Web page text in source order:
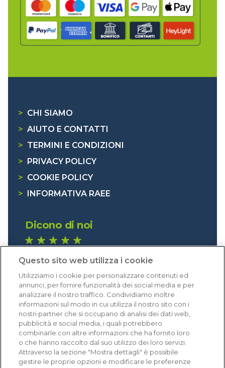
> CHI SIAMO
> AIUTO E CONTATTI
> TERMINI E CONDIZIONI
>
PRIVACY POLICY
> COOKIE POLICY
>
INFORMATIVA RAEE
Dicono di noi
Eccellente (4,8)
Acquisti verificati
Questo sito web utilizza i cookie
Utilizziamo i cookie per personalizzare contenuti ed
annunci, per fornire funzionalità dei social media e per
analizzare il nostro traffico. Condividiamo inoltre
informazioni sul modo in cui utilizza il nostro sito con i
nostri partner che si occupano di analisi dei dati web,
pubblicità e social media, i quali potrebbero
combinarle con altre informazioni che ha fornito loro
o che hanno raccolto dal suo utilizzo dei loro servizi.
Attraverso la sezione "Mostra dettagli" è possibile
gestire le proprie opzioni e modificare le preferenze